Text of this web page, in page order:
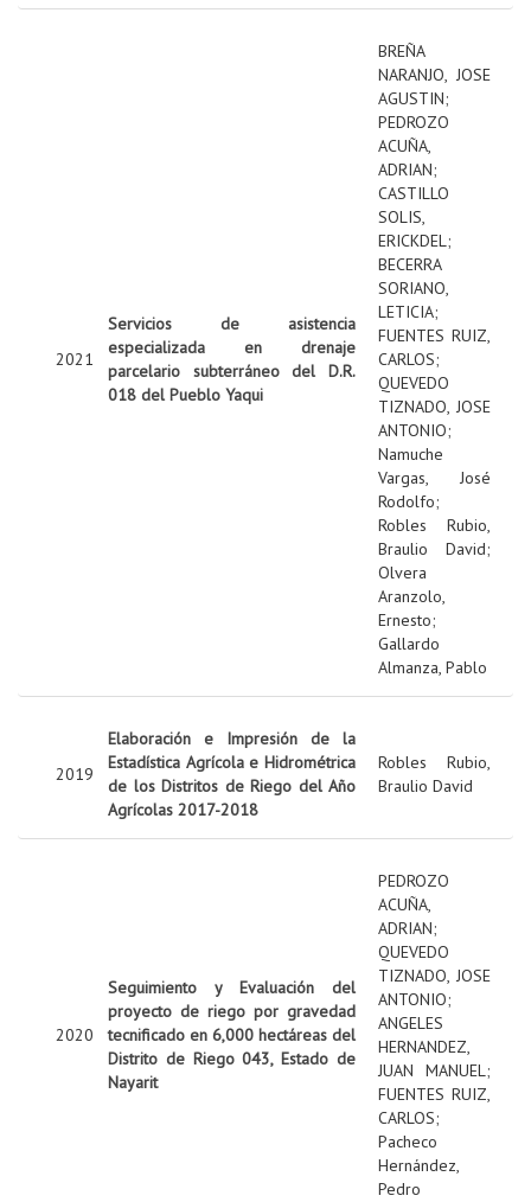
2021
Servicios de asistencia
especializada en drenaje
parcelario subterráneo del D.R.
018 del Pueblo Yaqui
BREÑA
NARANJO, JOSE
AGUSTIN;
PEDROZO
ACUÑA,
ADRIAN;
CASTILLO
SOLIS,
ERICKDEL;
BECERRA
SORIANO,
LETICIA;
FUENTES RUIZ,
CARLOS;
QUEVEDO
TIZNADO, JOSE
ANTONIO;
Namuche
Vargas, José
Rodolfo;
Robles Rubio,
Braulio David;
Olvera
Aranzolo,
Ernesto;
Gallardo
Almanza, Pablo
2019
Elaboración e Impresión de la
Estadística Agrícola e Hidrométrica
de los Distritos de Riego del Año
Agrícolas 2017-2018
Robles Rubio,
Braulio David
2020
Seguimiento y Evaluación del
proyecto de riego por gravedad
tecnificado en 6,000 hectáreas del
Distrito de Riego 043, Estado de
Nayarit
PEDROZO
ACUÑA,
ADRIAN;
QUEVEDO
TIZNADO, JOSE
ANTONIO;
ANGELES
HERNANDEZ,
JUAN MANUEL;
FUENTES RUIZ,
CARLOS;
Pacheco
Hernández,
Pedro